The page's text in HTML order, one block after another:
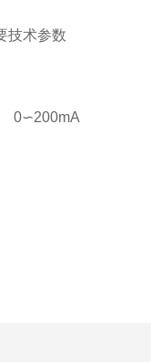
技术参数
∽200mA